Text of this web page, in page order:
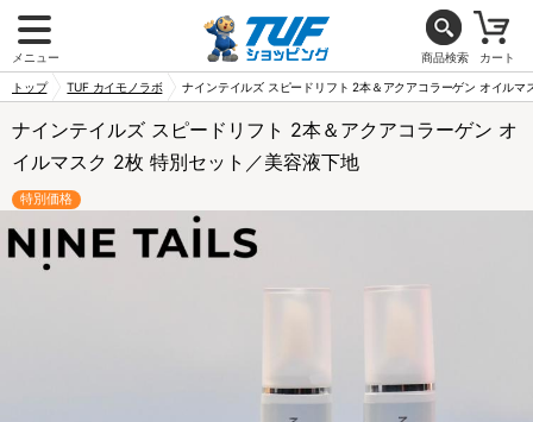
メニュー 商品検索 カート
トップ TUF カイモノラボ ナインテイルズ スピードリフト 2本＆アクアコラーゲン オイルマ
ナインテイルズ スピードリフト 2本＆アクアコラーゲン オ
イルマスク 2枚 特別セット／美容液下地
特別価格